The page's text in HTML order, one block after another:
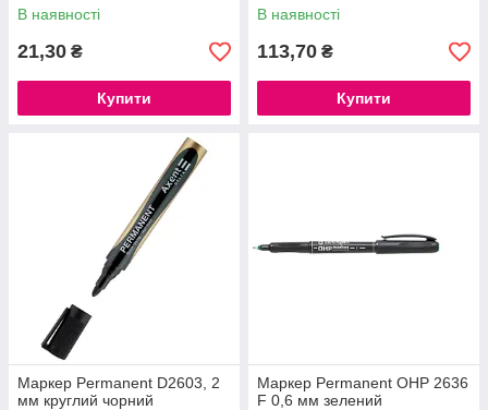
В наявності
21,30 ₴
Купити
В наявності
113,70 ₴
Купити
Маркер Permanent D2603, 2
мм круглий чорний
Маркер Permanent ОНР 2636
F 0,6 мм зелений